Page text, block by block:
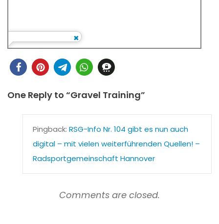
One Reply to “Gravel Training”
Pingback: RSG-Info Nr. 104 gibt es nun auch
digital – mit vielen weiterführenden Quellen! –
Radsportgemeinschaft Hannover
Comments are closed.